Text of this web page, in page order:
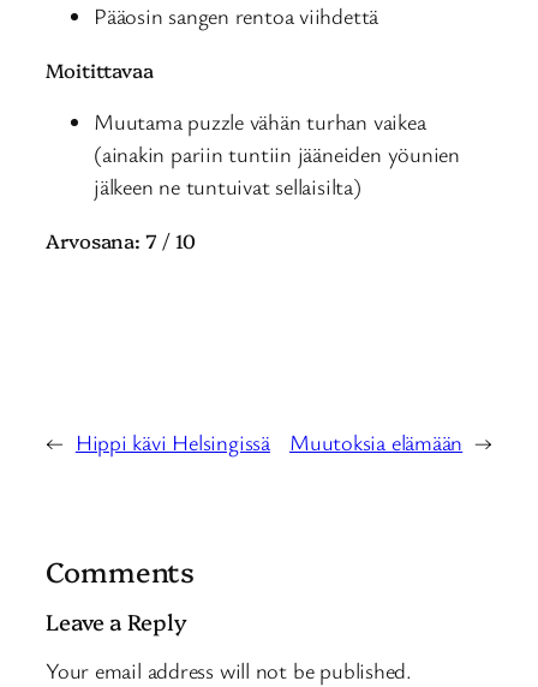
Pääosin sangen rentoa viihdettä
Moitittavaa
Muutama puzzle vähän turhan vaikea
(ainakin pariin tuntiin jääneiden yöunien
jälkeen ne tuntuivat sellaisilta)
Arvosana: 7 / 10
← Hippi kävi Helsingissä Muutoksia elämään →
Comments
Leave a Reply
Your email address will not be published.